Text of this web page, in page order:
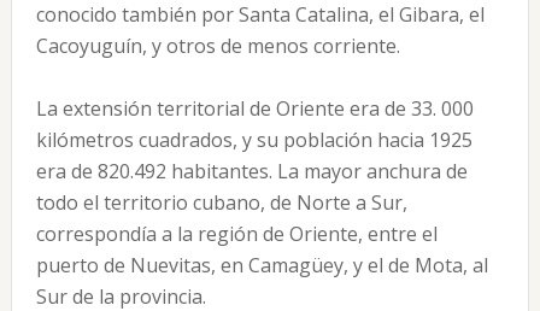
conocido también por Santa Catalina, el Gibara, el
Cacoyuguín, y otros de menos corriente.
La extensión territorial de Oriente era de 33. 000
kilómetros cuadrados, y su población hacia 1925
era de 820.492 habitantes. La mayor anchura de
todo el territorio cubano, de Norte a Sur,
correspondía a la región de Oriente, entre el
puerto de Nuevitas, en Camagüey, y el de Mota, al
Sur de la provincia.